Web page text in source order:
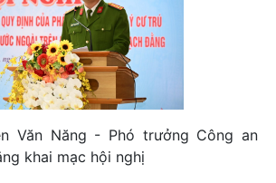
Văn Năng - Phó trưởng Công an
khai mạc hội nghị